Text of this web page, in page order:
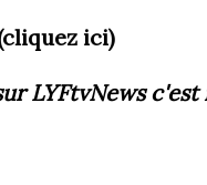
ici)
LYFtvNewsc'est